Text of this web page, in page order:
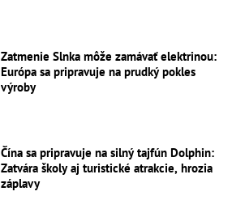
Zatmenie Slnka môže zamávať elektrinou:
Európa sa pripravuje na prudký pokles
výroby
Čína sa pripravuje na silný tajfún Dolphin:
Zatvára školy aj turistické atrakcie, hrozia
záplavy